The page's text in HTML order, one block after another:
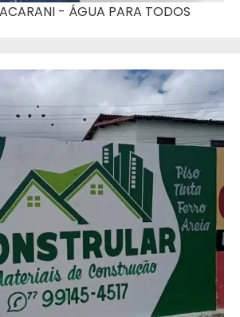
- ÁGUA PARA TODOS